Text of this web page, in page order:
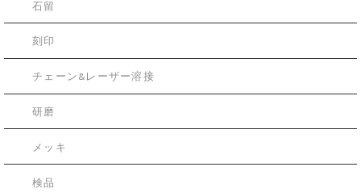
石留
刻印
チェーン&レーザー溶接
研磨
メッキ
検品